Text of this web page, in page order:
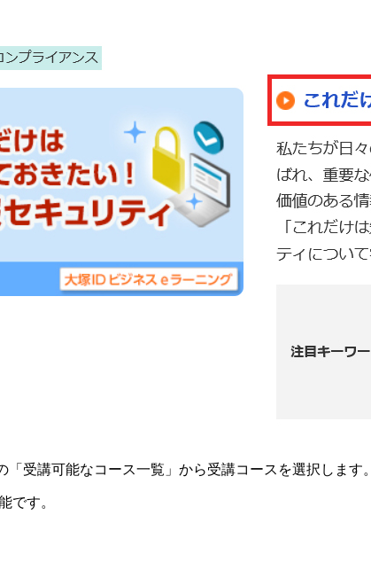
受講可能なコース一覧」から受講コースを選択します。
です。